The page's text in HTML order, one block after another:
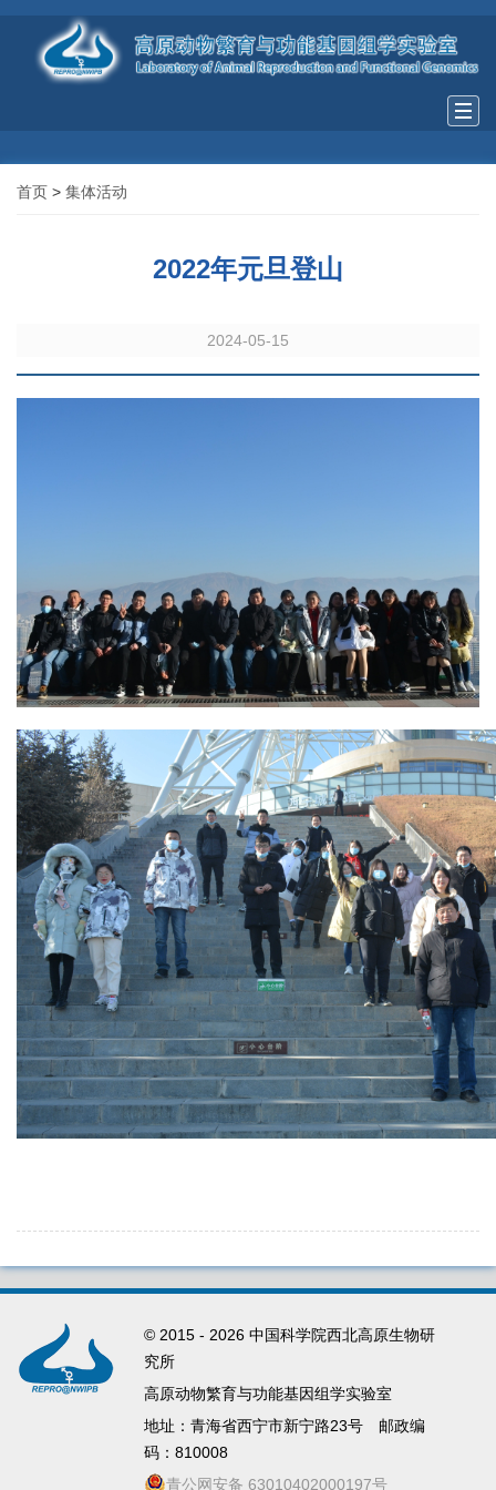
首页 > 集体活动
2022年元旦登山
2024-05-15
© 2015 - 2026 中国科学院西北高原生物研
究所
高原动物繁育与功能基因组学实验室
地址：青海省西宁市新宁路23号 邮政编
码：810008
青公网安备 63010402000197号